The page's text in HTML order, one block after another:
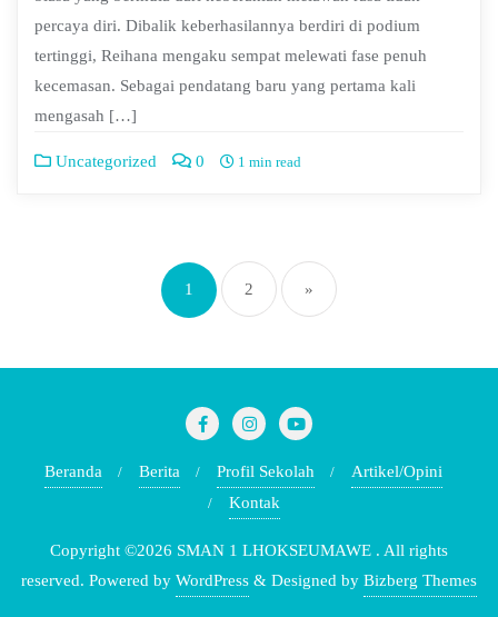
percaya diri. Dibalik keberhasilannya berdiri di podium
tertinggi, Reihana mengaku sempat melewati fase penuh
kecemasan. Sebagai pendatang baru yang pertama kali
mengasah […]
Uncategorized 0 1 min read
1 2 »
Beranda Berita Profil Sekolah
Artikel/Opini
Kontak
Copyright ©2026 SMAN 1 LHOKSEUMAWE . All rights
reserved. Powered by WordPress & Designed by Bizberg Themes